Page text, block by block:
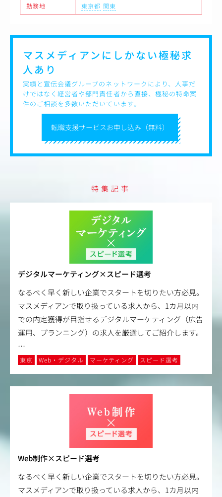
勤務地 東京都 関東
転職支援サービスお申し込み（無料）
マスメディアンにしかない極秘求
人あり
実績と宣伝会議グループのネットワークにより、人事だ
けではなく経営者や部門責任者から直接、極秘の特命案
件のご相談を多数いただいています。
特集記事
デジタルマーケティング×スピード選考
なるべく早く新しい企業でスタートを切りたい方必見。
マスメディアンで取り扱っている求人から、1カ月以内
での内定獲得が目指せるデジタルマーケティング（広告
運用、プランニング）の求人を厳選してご紹介します。
…
東京 Web・デジタル マーケティング スピード選考
Web制作×スピード選考
なるべく早く新しい企業でスタートを切りたい方必見。
マスメディアンで取り扱っている求人から、1カ月以内